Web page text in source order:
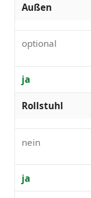
Außen
optional
ja
Rollstuhl
nein
ja